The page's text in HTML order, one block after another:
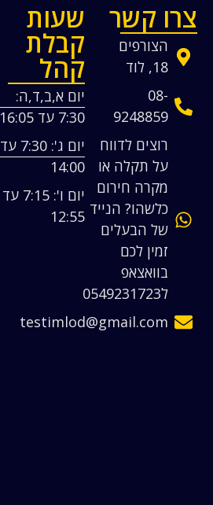
צרו קשר
הצורפים
18, לוד
08-
9248859
רוצים לדווח
על תקלה או
מקרה חירום
כלשהו? הנייד
של הבעלים
זמין לכם
בוואצאפ
ל0549231723
testimlod@gmail.com
שעות
קבלת
קהל
יום א,ב,ד,ה:
7:30 עד 16:05
יום ג': 7:30 עד
14:00
יום ו': 7:15 עד
12:55